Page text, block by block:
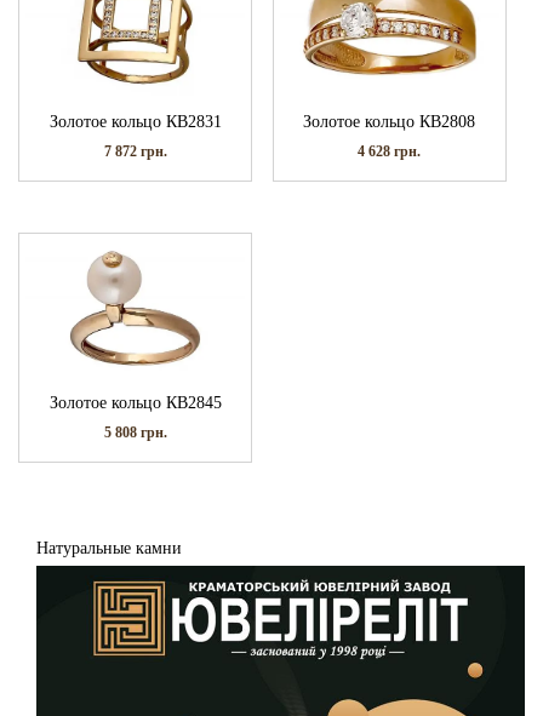
Золотое кольцо КВ2831
7 872 грн.
Золотое кольцо КВ2808
4 628грн.
Золотое кольцо КВ2845
5 808 грн.
Натуральные камни